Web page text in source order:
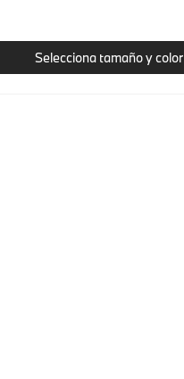
Selecciona tamaño y color